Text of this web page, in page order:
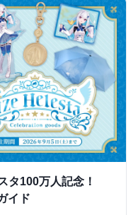
タ100万人記念！
イド